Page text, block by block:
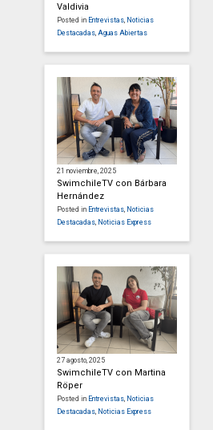
Valdivia
Posted in Entrevistas Noticias
Destacadas Aguas Abiertas
21 noviembre, 2025
SwimchileTV con Bárbara
Hernández
Posted in Entrevistas Noticias
Destacadas Noticias Express
27 agosto, 2025
SwimchileTV con Martina
Röper
Posted in Entrevistas Noticias
Destacadas Noticias Express